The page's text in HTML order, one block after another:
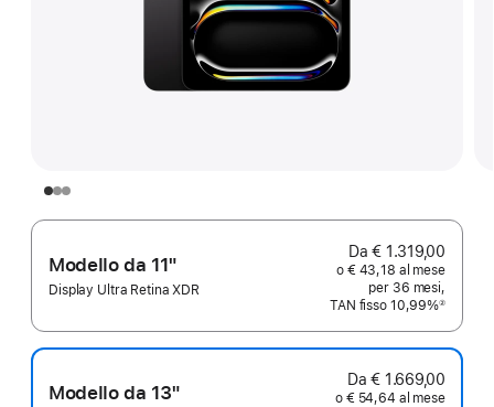
Modello da 11"
Display Ultra Retina XDR
Da € 1.319,00
o € 43,18 al mese
per 36 mesi,
TAN fisso 10,99%②
Modello da 13"
Da € 1.669,00
o € 54,64 al mese